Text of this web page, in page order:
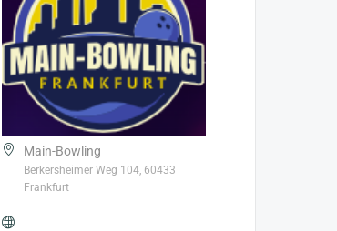
Main-Bowling
Berkersheimer Weg 104, 60433
Frankfurt